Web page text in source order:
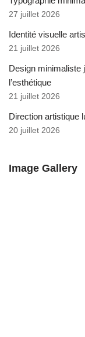
27 juillet 2026
Identité visuelle
21 juillet 2026
Design minimaliste
l’esthétique
21 juillet 2026
Direction artistique
20 juillet 2026
Image Gallery